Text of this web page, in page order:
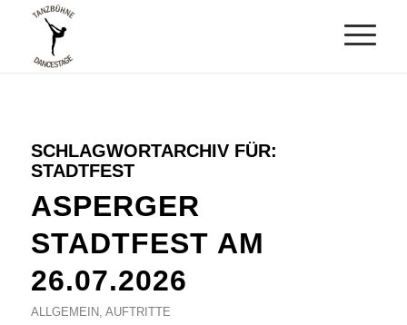
SCHLAGWORTARCHIV FÜR:
STADTFEST
ASPERGER
STADTFEST AM
26.07.2026
ALLGEMEIN, AUFTRITTE